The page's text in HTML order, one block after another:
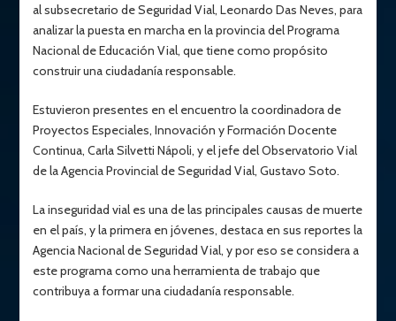
al subsecretario de Seguridad Vial, Leonardo Das Neves, para
analizar la puesta en marcha en la provincia del Programa
Nacional de Educación Vial, que tiene como propósito
construir una ciudadanía responsable.
Estuvieron presentes en el encuentro la coordinadora de
Proyectos Especiales, Innovación y Formación Docente
Continua, Carla Silvetti Nápoli, y el jefe del Observatorio Vial
de la Agencia Provincial de Seguridad Vial, Gustavo Soto.
La inseguridad vial es una de las principales causas de muerte
en el país, y la primera en jóvenes, destaca en sus reportes la
Agencia Nacional de Seguridad Vial, y por eso se considera a
este programa como una herramienta de trabajo que
contribuya a formar una ciudadanía responsable.